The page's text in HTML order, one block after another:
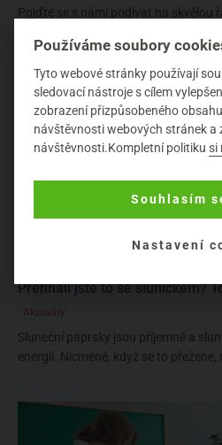
Pojďte se s námi podívat na skvělou
Přehnali jste to se sluníčkem?
Aktuality
Sluneční paprsky jsou příjemné a
energií. Nicméně, když se to přežene,
Používáme soubory
Tyto webové stránky používají
sledovací nástroje s cílem
zobrazení přizpůsobeného
návštěvnosti webových stránek a
návštěvnosti.Kompletní politikusi
Souhlasím
Nastavení